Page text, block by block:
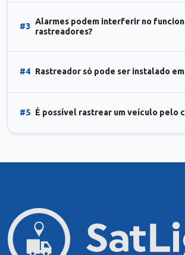
#3
Alarmes podem interferir no
rastreadores?
#4 Rastreador só pode ser instalado
#5 É possível rastrear um veículo pelo